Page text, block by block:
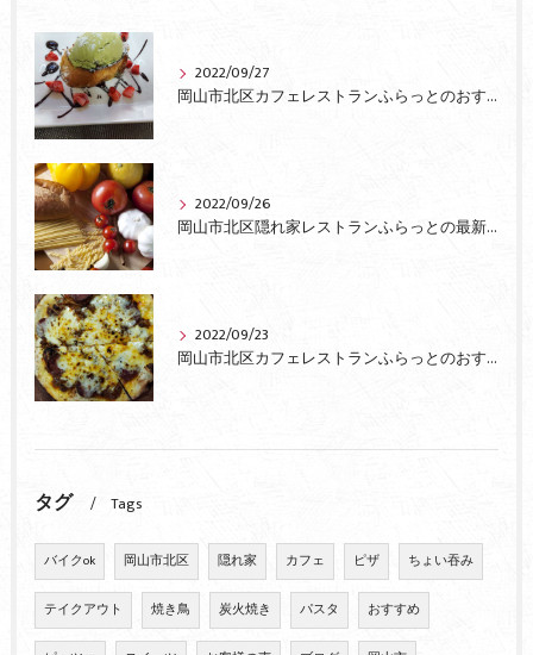
2022/09/27
岡山市北区カフェレストランふらっとのおすすめ
2022/09/26
岡山市北区隠れ家レストランふらっとの最新情報
2022/09/23
岡山市北区カフェレストランふらっとのおすすめピザ
タグ Tags
バイクok 岡山市北区 隠れ家 カフェ ピザ ちょい吞み
テイクアウト 焼き鳥 炭火焼き パスタ おすすめ